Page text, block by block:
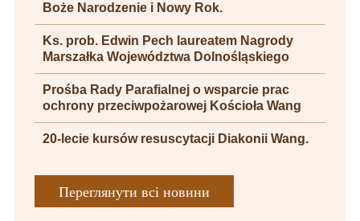
Boże Narodzenie i Nowy Rok.
Ks. prob. Edwin Pech laureatem Nagrody
Marszałka Województwa Dolnośląskiego
Prośba Rady Parafialnej o wsparcie prac
ochrony przeciwpożarowej Kościoła Wang
20-lecie kursów resuscytacji Diakonii Wang.
Переглянути всі новини